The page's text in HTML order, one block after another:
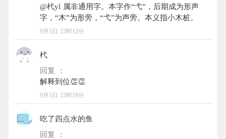
@杙yì 属非通用字。本字作“弋”，后期成为形声
9月5日 22时12分
杙
回复 ：
9月5日 22时16分
吃了四点水的鱼
回复 ：